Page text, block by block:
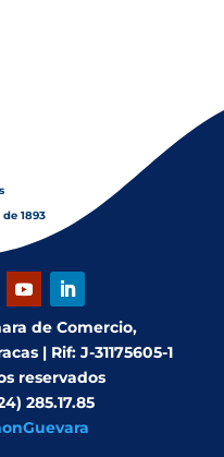
1893
de Comercio,
| Rif: J-31175605-1
reservados
285.17.85